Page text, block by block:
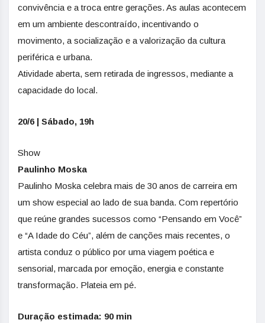
convivência e a troca entre gerações. As aulas acontecem
em um ambiente descontraído, incentivando o
movimento, a socialização e a valorização da cultura
periférica e urbana.
Atividade aberta, sem retirada de ingressos, mediante a
capacidade do local.
20/6 | Sábado, 19h
Show
Paulinho Moska
Paulinho Moska celebra mais de 30 anos de carreira em
um show especial ao lado de sua banda. Com repertório
que reúne grandes sucessos como “Pensando em Você”
e “A Idade do Céu”, além de canções mais recentes, o
artista conduz o público por uma viagem poética e
sensorial, marcada por emoção, energia e constante
transformação. Plateia em pé.
Duração estimada: 90 min